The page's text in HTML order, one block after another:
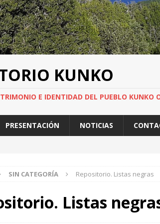
KUNKO
E IDENTIDAD DEL PUEBLO KUNKO
PRESENTACIÓN NOTICIAS
SIN CATEGORÍA Repositorio. Listas negras
Listas